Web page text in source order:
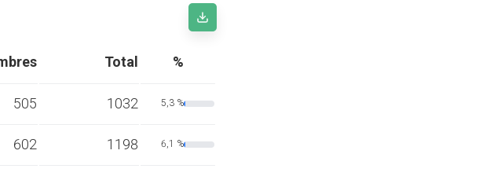
Total %
505 1032 5,3 %
602 1198 6,1 %